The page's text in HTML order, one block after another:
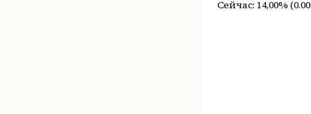
Сейчас: 14,00% (0.00